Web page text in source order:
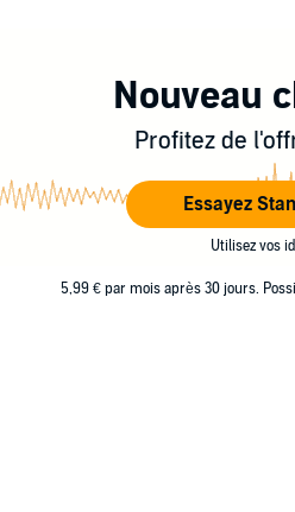
Nouveau
Profitez de
Essayez
Utilisez vos
5,99 € par mois après 30 jours.